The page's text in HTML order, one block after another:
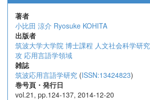
著者
小比田 涼介 Ryosuke KOHITA
出版者
筑波大学大学院 博士課程 人文社会科学研
攻 応用言語学領域
雑誌
筑波応用言語学研究 (ISSN:13424823)
巻号頁・発行日
vol.21, pp.124-137, 2014-12-20